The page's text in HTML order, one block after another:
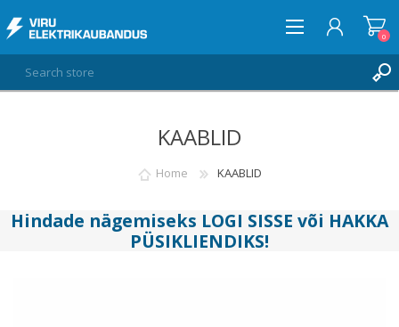
0
KAABLID
Home KAABLID
Hindade nägemiseks LOGI SISSE või HAKKA
PÜSIKLIENDIKS!